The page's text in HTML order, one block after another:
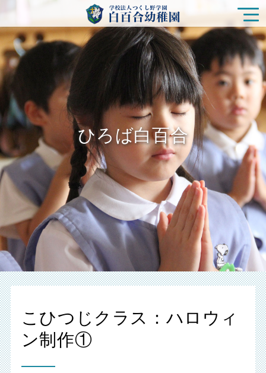
園の特色
白百合幼稚園の生活
ひろば白百合
入園をご検討の方
未就園児クラス
在園の皆様
新着情報
ひろば白百合
こひつじクラス：ハロウィ
ン制作①